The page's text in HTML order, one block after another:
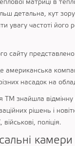
матриці в
детальна, кут
увагу частоті
сайту
американська
різних насадок на
знайшла відмінну
рішень і
поліція.